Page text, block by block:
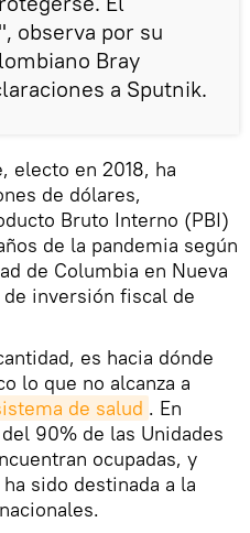
observa por su
Bray
a Sputnik.
electo en 2018, ha
de dólares,
Bruto Interno (PBI)
de la pandemia según
de Columbia en Nueva
inversión fiscal de
es hacia dónde
lo que no alcanza a
de salud . En
90% de las Unidades
ocupadas, y
sido destinada a la